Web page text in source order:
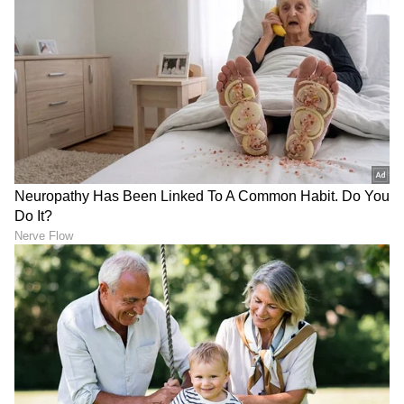
ಮಾಡಿದ್ದಾರೆ. ಆದ್ರೆ ವೀಕ್ಷಕರಿಗೆ ಮೌನದ ರೋಮ್ಯಾನ್ಸ್
ಇಷ್ಟವಾಗ್ತಿಲ್ಲ. ಇಬ್ಬರ ಮಧ್ಯೆ ರೋಮ್ಯಾಂಟಿಕ್ ಮಾತುಗಳು
ಬೇಕು, ನಿಧಿ ತನ್ನ ಪ್ರೀತಿಯನ್ನು ಕರ್ಣನ ಮುಂದೆ
ಹೇಳಿಕೊಳ್ಬೇಕು ಎನ್ನುವ ಆಸೆ ವೀಕ್ಷಕರದ್ದು. ಇನ್ನಷ್ಟು ರಿಚ್
ಆಗಿರ್ಬೇಕಿತ್ತು ಮದುವೆ, ಫಸ್ಟ್ ನೈಟ್, ತುಂಬಾ ಸಿಂಪಲ್
ಆಯ್ತು ಎನ್ನುವ ಬೇಸರವನ್ನೂ ವೀಕ್ಷಕರು ತೋಡಿಕೊಂಡಿದ್ದಾರೆ.